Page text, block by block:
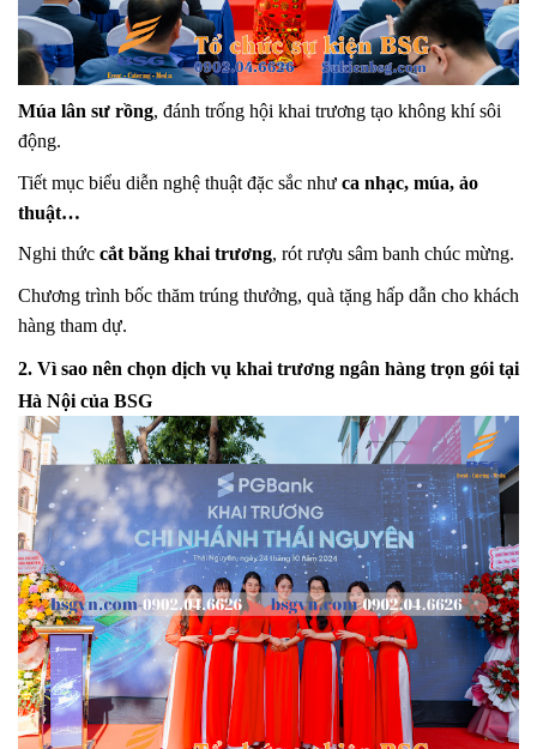
Múa lân sư rồng, đánh trống hội khai trương tạo không khí sôi
động.
Tiết mục biểu diễn nghệ thuật đặc sắc như ca nhạc, múa, ảo
thuật…
Nghi thức cắt băng khai trương, rót rượu sâm banh chúc mừng.
Chương trình bốc thăm trúng thưởng, quà tặng hấp dẫn cho khách
hàng tham dự.
2. Vì sao nên chọn dịch vụ khai trương ngân hàng trọn gói tại
Hà Nội của BSG